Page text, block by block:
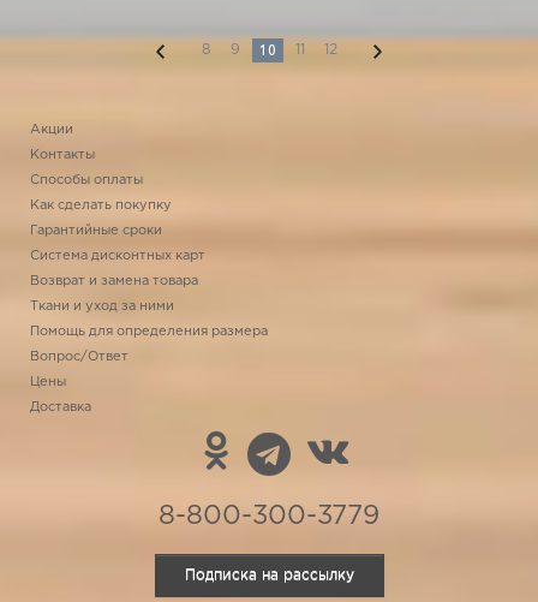
8 9 10 11 12
Акции
Контакты
Способы оплаты
Как сделать покупку
Гарантийные сроки
Система дисконтных карт
Возврат и замена товара
Ткани и уход за ними
Помощь для определения размера
Вопрос/Ответ
Цены
Доставка
8-800-300-3779
Подписка на рассылку